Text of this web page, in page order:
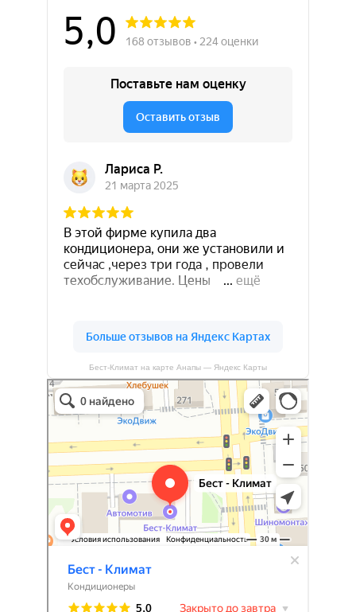
Бест-Климат на карте Анапы — Яндекс Карты
Бест-климат
Кондиционеры в Краснодаре